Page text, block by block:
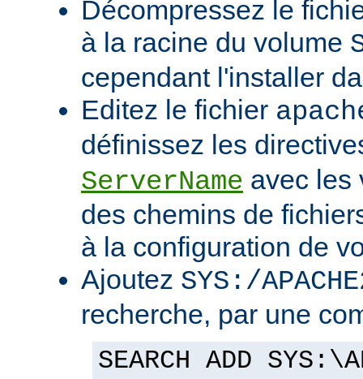
Décompressez le
à la racine du volume
cependant l'installer
Editez le fichier
définissez les
ServerName avec les
des chemins de
à la configuration de
Ajoutez SYS:/
recherche, par une
SEARCH ADD